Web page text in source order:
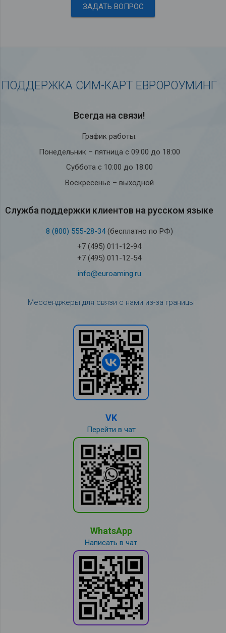
ЗАДАТЬ ВОПРОС
ПОДДЕРЖКА СИМ-КАРТ ЕВРОРОУМИНГ
Всегда на связи!
График работы:
Понедельник – пятница с 09:00 до 18:00
Суббота с 10:00 до 18:00
Воскресенье – выходной
Служба под­держки кли­ен­тов на рус­ском языке
8 (800) 555-28-34(бесплатно по РФ)
+7 (495) 011-12-94
+7 (495) 011-12-54
info@euroaming.ru
Мессенджеры для связи с нами из-за границы
VK
Перейти в чат
WhatsApp
Написать в чат